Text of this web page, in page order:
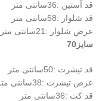
قد آستین :36سانتی متر
قد شلوار :58سانتی متر
عرض شلوار :21سانتی متر
سایز70
قد تیشرت :50سانتی متر
عرض تیشرت :38سانتی متر
قد کت :36سانتی متر